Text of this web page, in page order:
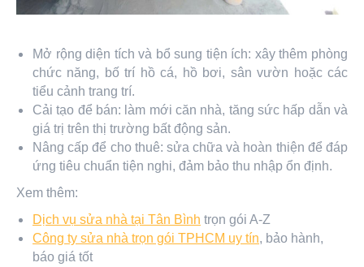
Mở rộng diện tích và bổ sung tiện ích: xây thêm phòng
chức năng, bố trí hồ cá, hồ bơi, sân vườn hoặc các
tiểu cảnh trang trí.
Cải tạo để bán: làm mới căn nhà, tăng sức hấp dẫn và
giá trị trên thị trường bất động sản.
Nâng cấp để cho thuê: sửa chữa và hoàn thiện để đáp
ứng tiêu chuẩn tiện nghi, đảm bảo thu nhập ổn định.
Xem thêm:
Dịch vụ sửa nhà tại Tân Bình trọn gói A-Z
Công ty sửa nhà trọn gói TPHCM uy tín, bảo hành,
báo giá tốt